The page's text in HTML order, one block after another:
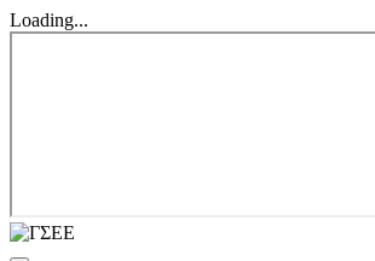
Loading...